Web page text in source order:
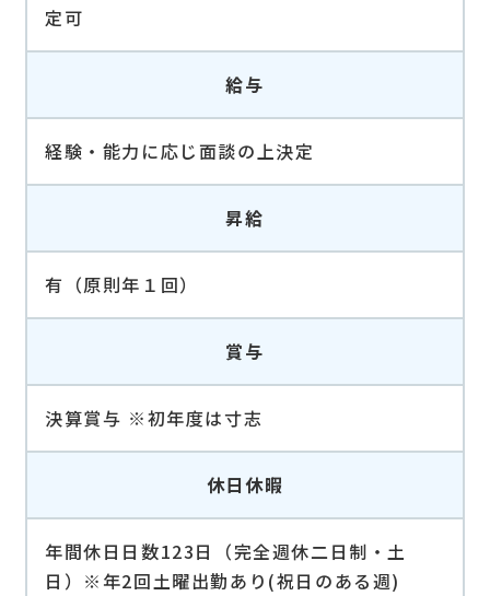
定可
給与
経験・能力に応じ面談の上決定
昇給
有（原則年１回）
賞与
決算賞与 ※初年度は寸志
休日休暇
年間休日日数123日（完全週休二日制・土
日）※年2回土曜出勤あり(祝日のある週)